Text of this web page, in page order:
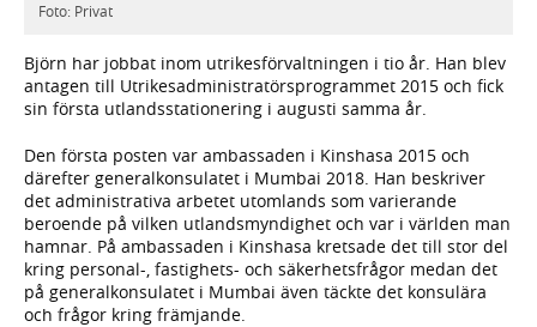
Foto: Privat
Björn har jobbat inom utrikesförvaltningen i tio år. Han blev
antagen till Utrikesadministratörsprogrammet 2015 och fick
sin första utlandsstationering i augusti samma år.
Den första posten var ambassaden i Kinshasa 2015 och
därefter generalkonsulatet i Mumbai 2018. Han beskriver
det administrativa arbetet utomlands som varierande
beroende på vilken utlandsmyndighet och var i världen man
hamnar. På ambassaden i Kinshasa kretsade det till stor del
kring personal-, fastighets- och säkerhetsfrågor medan det
på generalkonsulatet i Mumbai även täckte det konsulära
och frågor kring främjande.